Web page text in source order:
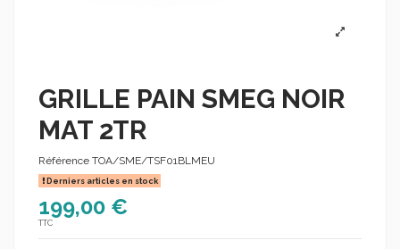
GRILLE PAIN SMEG NOIR
MAT 2TR
Référence TOA/SME/TSF01BLMEU
Derniers articles en stock
199,00 €
TTC